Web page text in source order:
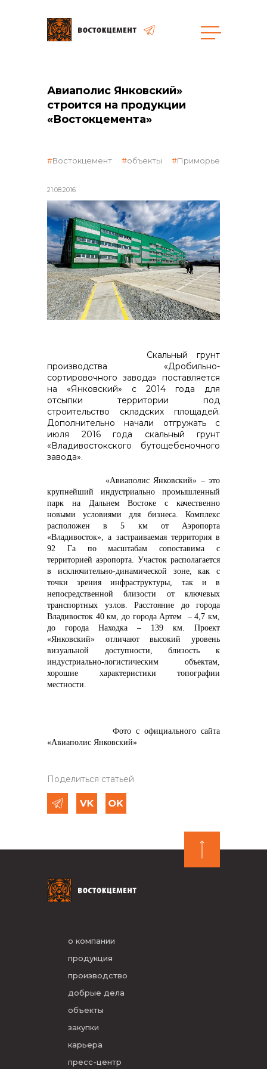
общая информация
реализация неликвидов
контакты отдела закупок
Контакты
+7 (423) 234 50 50
info@vostokcement.ru
Авиаполис Янковский»
строится на продукции
«Востокцемента»
21.08.2016
Востокцемент объекты Приморье
Скальный грунт
производства «Дробильно-
сортировочного завода» поставляется
на «Янковский» с 2014 года для
отсыпки территории под
строительство складских площадей.
Дополнительно начали отгружать с
июля 2016 года скальный грунт
«Владивостокского бутощебеночного
завода».
«Авиаполис Янковский» – это
крупнейший индустриально промышленный
парк на Дальнем Востоке с качественно
новыми условиями для бизнеса. Комплекс
расположен в 5 км от Аэропорта
«Владивосток», а застраиваемая территория в
92 Га по масштабам сопоставима с
территорией аэропорта. Участок располагается
в исключительно-динамической зоне, как с
точки зрения инфраструктуры, так и в
непосредственной близости от ключевых
транспортных узлов. Расстояние до города
Владивосток 40 км, до города Артем – 4,7 км,
до города Находка – 139 км. Проект
«Янковский» отличают высокий уровень
визуальной доступности, близость к
индустриально-логистическим объектам,
хорошие характеристики топографии
местности.
Фото с официального сайта
«Авиаполис Янковский»
Поделиться статьей
о компании
продукция
производство
добрые дела
объекты
закупки
карьера
пресс-центр